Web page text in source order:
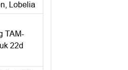
Lobelia
TAM-
22d